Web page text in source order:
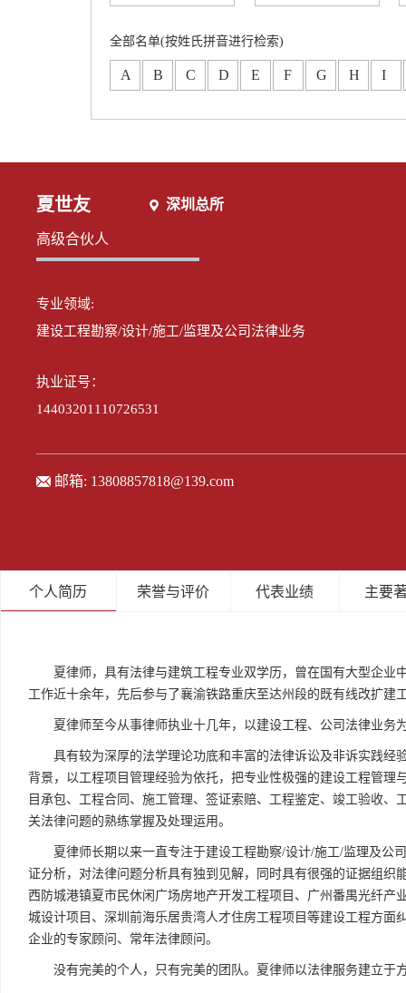
创始合伙人
高级合伙人
全部名单(按姓氏拼音进行检索)
A B C D E F G H I
夏世友 深圳总所
高级合伙人
专业领域:
建设工程勘察/设计/施工/监理及公司法律业务
执业证号：
14403201110726531
邮箱: 13808857818@139.com
个人简历 荣誉与评价 代表业绩 主要
夏律师，具有法律与建筑工程专业双学历，曾在国有大型企
工作近十余年，先后参与了襄渝铁路重庆至达州段的既有线改扩建
夏律师至今从事律师执业十几年，以建设工程、公司法律业务
具有较为深厚的法学理论功底和丰富的法律诉讼及非诉实践经
背景，以工程项目管理经验为依托，把专业性极强的建设工程管
目承包、工程合同、施工管理、签证索赔、工程鉴定、竣工验收
关法律问题的熟练掌握及处理运用。
夏律师长期以来一直专注于建设工程勘察/设计/施工/监理及公
证分析，对法律问题分析具有独到见解，同时具有很强的证据组
西防城港镇夏市民休闲广场房地产开发工程项目、广州番禺光纤
城设计项目、深圳前海乐居贵湾人才住房工程项目等建设工程方
企业的专家顾问、常年法律顾问。
没有完美的个人，只有完美的团队。夏律师以法律服务建立于